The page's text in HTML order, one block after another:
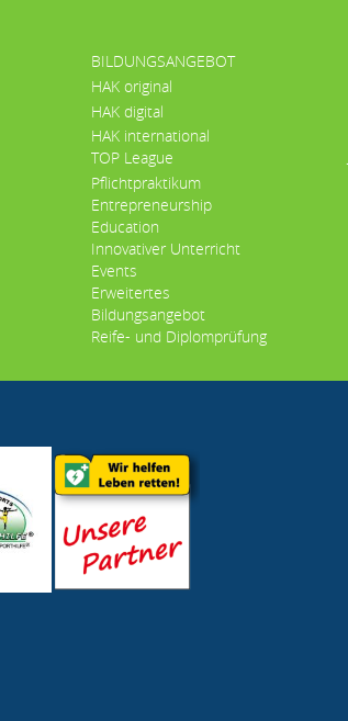
BILDUNGSANGEBOT
HAK original
HAK digital
HAK international
TOP League
Pflichtpraktikum
Entrepreneurship
Education
Innovativer Unterricht
Events
Erweitertes
Bildungsangebot
Reife- und Diplomprüfung